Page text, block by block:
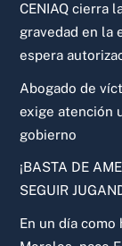
CENIAQ cierra
gravedad en la
espera
Abogado de
exige atención
gobierno
¡BASTA DE
SEGUIR
En un día